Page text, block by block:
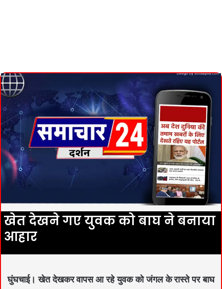
खेत देखने गए युवक को बाघ ने बनाया
आहार
घुंघचाई। खेत देखकर वापस आ रहे युवक को जंगल के रास्ते पर बाघ